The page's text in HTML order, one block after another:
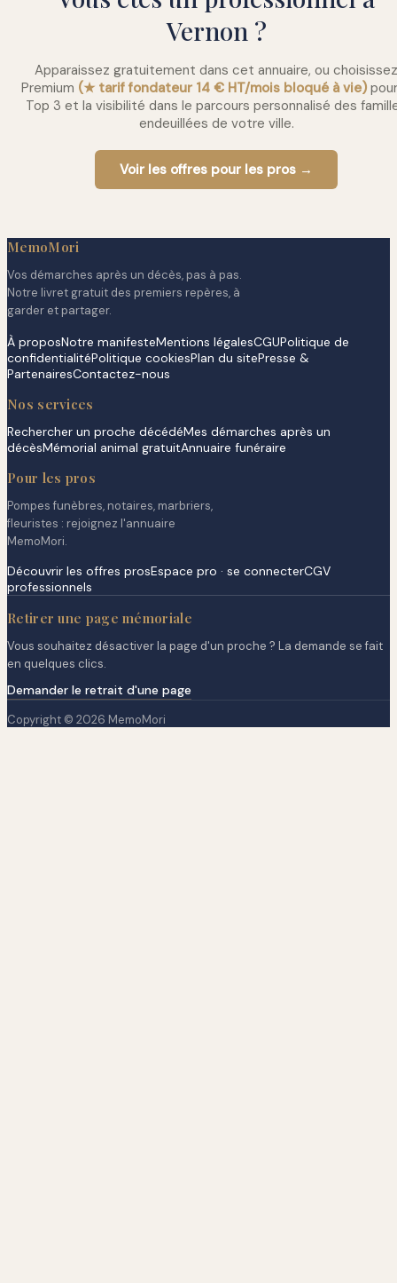
Vernon ?
Apparaissez gratuitement dans cet annuaire, ou choisissez
Premium (★ tarif fondateur 14 € HT/mois bloqué à vie)
Top 3 et la visibilité dans le parcours personnalisé des
endeuillées de votre ville.
Voir les offres pour les pros →
MemoMori
Vos démarches après un décès, pas à pas.
Notre livret gratuit des premiers repères, à
garder et partager.
À proposNotre manifesteMentions légalesCGUPolitique de
confidentialitéPolitique cookiesPlan du sitePresse &
PartenairesContactez-nous
Nos services
Rechercher un proche décédéMes démarches après un
décèsMémorial animal gratuitAnnuaire funéraire
Pour les pros
Pompes funèbres, notaires, marbriers,
fleuristes : rejoignez l'annuaire
MemoMori.
Découvrir les offres prosEspace pro · se connecterCGV
professionnels
Retirer une page mémoriale
Vous souhaitez désactiver la page d'un proche ? La demande se fait
en quelques clics.
Demander le retrait d'une page
Copyright © 2026 MemoMori